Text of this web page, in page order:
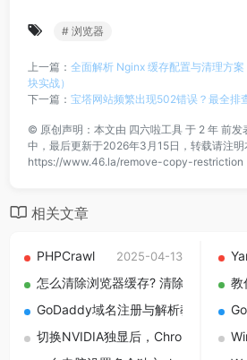
# 浏览器
上一篇： 全面解析 Nginx 缓存配置与清理方
块实战）
下一篇： 宝塔网站频繁出现502错误？最全排
© 原创声明：本文由 四六啦工具 于 2 年 前发
中，最后更新于2026年3月15日，转载请注明
https://www.46.la/remove-copy-restriction
相关文章
PHPCrawl 2025-04-13
怎么清除浏览器缓存? 清除浏览器缓教
GoDaddy域名注册与解析教程,新手建
切换NVIDIA独显后，Chrome浏览器